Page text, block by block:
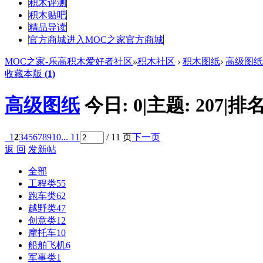
积木评测
积木贴吧
精品导读
官方商城进入MOC之家官方商城
MOC之家-乐高积木爱好者社区»积木社区 › 积木图纸› 高级图纸
收藏本版 (1)
高级图纸 今日: 0|主题: 207|排
12345678910... 11 / 11 页下一页
返 回 发新帖
全部
工程类55
跑车类62
越野类47
创意类12
摩托车10
船舶飞机6
军事类1